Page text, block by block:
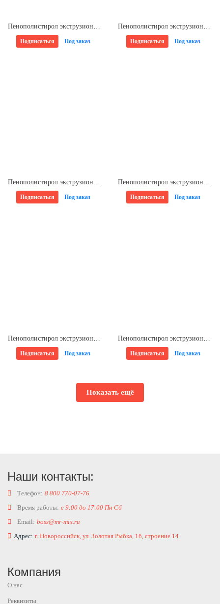
Подписаться Под заказ Подписаться Под заказ
Пенополистирол экструзионный 50*580*1180мм Техноплекс ТЕХНОНИКОЛЬ (6шт/уп)
Подписаться Под заказ
Пенополистирол экструзионный 30*580*1180мм Техноплекс ТЕХНОНИКОЛЬ (13шт/уп)
Подписаться Под заказ
Пенополистирол экструзионный 50*580*1180мм CARBON ECO ТЕХНОНИКОЛЬ (8шт/уп)
Подписаться Под заказ
Пенополистирол экструзионный 100*585*1185мм КОМФОРТ ПЕНОПЛЭКС (4шт/уп)
Подписаться Под заказ
Показать ещё
Наши контакты:
Телефон: 8 800 770-07-76
Время работы: с 9:00 до 17:00 Пн-Сб
Email: boss@mr-mix.ru
Адрес: г. Новороссийск, ул. Золотая Рыбка, 1б, строение 14
Компания
О нас
Реквизиты